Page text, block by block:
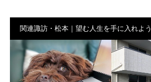
関連諏訪・松本｜望む人生を手に入れよう